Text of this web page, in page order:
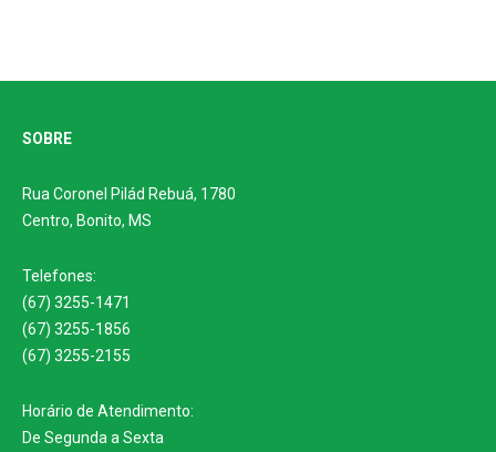
SOBRE
Rua Coronel Pilád Rebuá, 1780
Centro, Bonito, MS
Telefones:
(67) 3255-1471
(67) 3255-1856
(67) 3255-2155
Horário de Atendimento:
De Segunda a Sexta